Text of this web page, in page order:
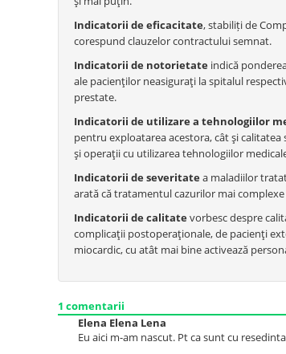
Indicatorii de eficacitate, stabiliți de
corespund clauzelor contractului semnat.
Indicatorii de notorietate indică
ale pacienţilor neasiguraţi la spitalul
prestate.
Indicatorii de utilizare a tehnologiilor
pentru exploatarea acestora, cât şi
şi operaţii cu utilizarea tehnologiilor
Indicatorii de severitate a maladiilor
arată că tratamentul cazurilor mai
Indicatorii de calitate vorbesc despre
complicaţii postoperaţionale, de pacienţi
miocardic, cu atât mai bine activează
1 comentarii
Elena Elena Lena
Eu aici m-am nascut. Pt ca sunt cu